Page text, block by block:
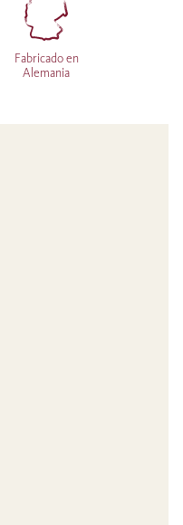
Fabricado en
Alemania